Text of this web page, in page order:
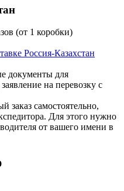
(от 1 коробки)
Россия-Казахстан
документы для
на перевозку с
заказ самостоятельно,
Для этого нужно
от вашего имени в